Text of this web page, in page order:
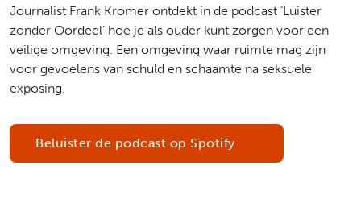
Journalist Frank Kromer ontdekt in de podcast ‘Luister
zonder Oordeel’ hoe je als ouder kunt zorgen voor een
veilige omgeving. Een omgeving waar ruimte mag zijn
voor gevoelens van schuld en schaamte na seksuele
exposing.
Beluister de podcast op Spotify